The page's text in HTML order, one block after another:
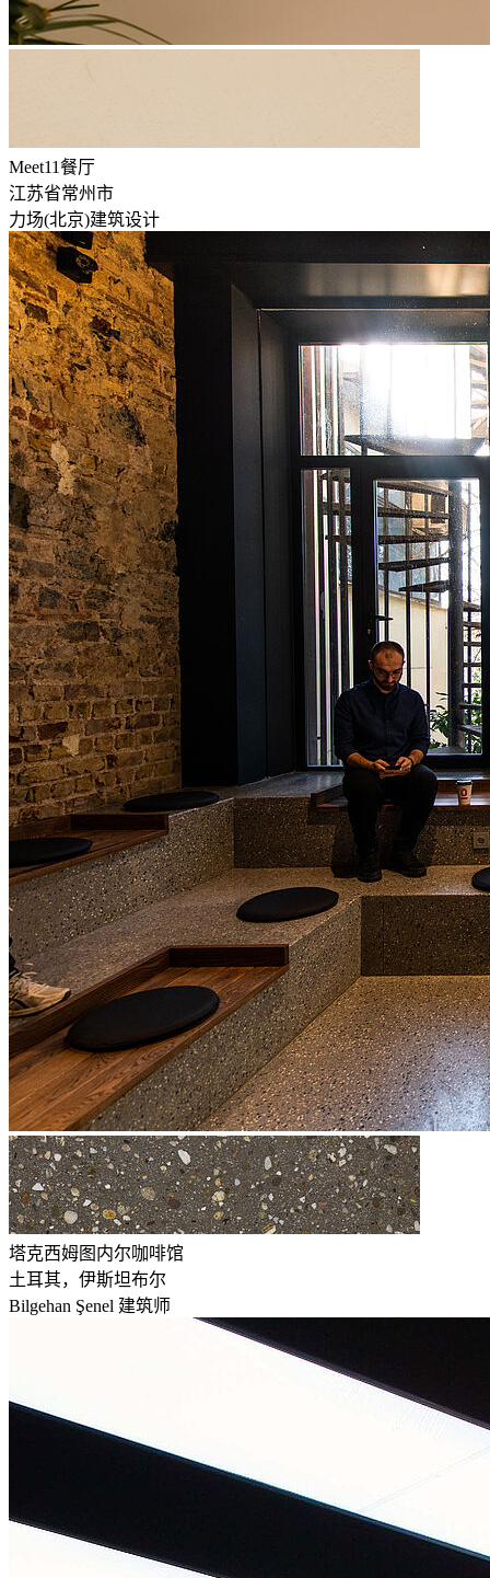
Meet11餐厅
江苏省常州市
力场(北京)建筑设计
塔克西姆图内尔咖啡馆
土耳其，伊斯坦布尔
Bilgehan Şenel 建筑师